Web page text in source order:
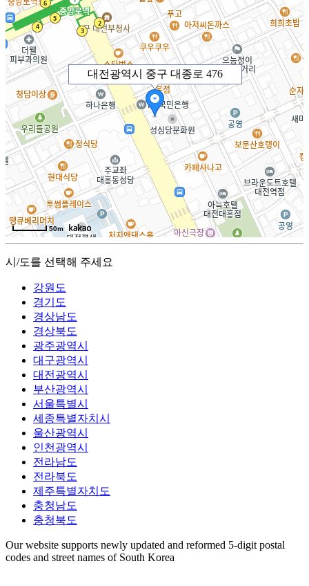
대전광역시 중구 대종로 476
50m
시/도를 선택해 주세요
강원도
경기도
경상남도
경상북도
광주광역시
대구광역시
대전광역시
부산광역시
서울특별시
세종특별자치시
울산광역시
인천광역시
전라남도
전라북도
제주특별자치도
충청남도
충청북도
Our website supports newly updated and reformed 5-digit postal
codes and street names of South Korea